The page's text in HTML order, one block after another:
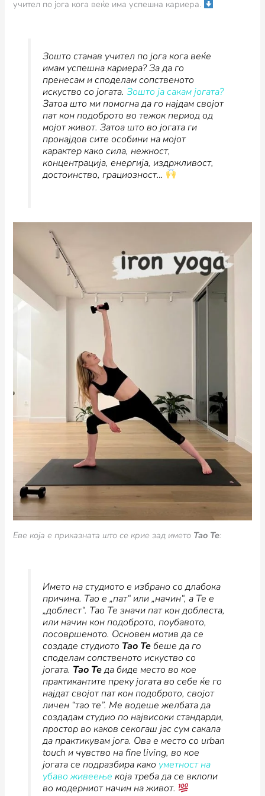
учител по јога кога веќе има успешна кариера.
Зошто станав учител по јога кога веќе
имам успешна кариера? За да го
пренесам и споделам сопственото
искуство со јогата. Зошто ја сакам јогата?
Затоа што ми помогна да го најдам својот
пат кон подоброто во тежок период од
мојот живот. Затоа што во јогата ги
пронајдов сите особини на мојот
карактер како сила, нежност,
концентрација, енергија, издржливост,
достоинство, грациозност…
Еве која е приказната што се крие зад името Tao Te:
Името на студиото е избрано со длабока
причина. Тао е „пат“ или „начин“, а Те е
„доблест“. Тао Те значи пат кон доблеста,
или начин кон подоброто, поубавото,
посовршеното. Основен мотив да се
создаде студиото Тао Тебеше да го
споделам сопственото искуство со
јогата. Тао Теда биде место во кое
практикантите преку јогата во себе ќе го
најдат својот пат кон подоброто, својот
личен “тао те”. Ме водеше желбата да
создадам студио по највисоки стандарди,
простор во каков секогаш јас сум сакала
да практикувам јога. Ова е место со urban
touch и чувство на fine living, во кое
јогата се подразбира како уметност на
убаво живеење која треба да се вклопи
во модерниот начин на живот.